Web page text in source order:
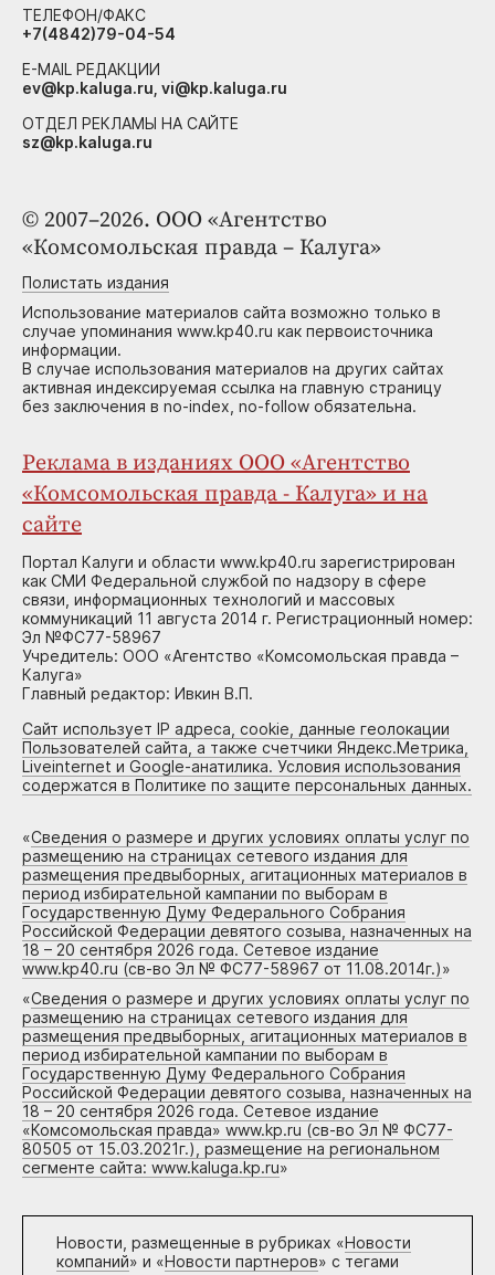
© 2007–2026. ООО «Агентство
«Комсомольская правда – Калуга»
Полистать издания
Использование материалов сайта возможно только в
случае упоминания www.kp40.ru как первоисточника
информации.
В случае использования материалов на других сайтах
активная индексируемая ссылка на главную страницу
без заключения в no-index, no-follow обязательна.
Реклама в изданиях ООО «Агентство
«Комсомольская правда - Калуга» и на
сайте
Портал Калуги и области www.kp40.ru зарегистрирован
как СМИ Федеральной службой по надзору в сфере
связи, информационных технологий и массовых
коммуникаций 11 августа 2014 г. Регистрационный номер:
Эл №ФС77-58967
Учредитель: ООО «Агентство «Комсомольская правда –
Калуга»
Главный редактор: Ивкин В.П.
Сайт использует IP адреса, cookie, данные геолокации
Пользователей сайта, а также счетчики Яндекс.Метрика,
Liveinternet и Google-анатилика. Условия использования
содержатся в Политике по защите персональных данных.
«Сведения о размере и других условиях оплаты услуг по
размещению на страницах сетевого издания для
размещения предвыборных, агитационных материалов в
период избирательной кампании по выборам в
Государственную Думу Федерального Собрания
Российской Федерации девятого созыва, назначенных на
18 – 20 сентября 2026 года. Сетевое издание
www.kp40.ru (св-во Эл № ФС77-58967 от 11.08.2014г.)»
«Сведения о размере и других условиях оплаты услуг по
размещению на страницах сетевого издания для
размещения предвыборных, агитационных материалов в
период избирательной кампании по выборам в
Государственную Думу Федерального Собрания
Российской Федерации девятого созыва, назначенных на
18 – 20 сентября 2026 года. Сетевое издание
«Комсомольская правда» www.kp.ru (св-во Эл № ФС77-
80505 от 15.03.2021г.), размещение на региональном
сегменте сайта: www.kaluga.kp.ru»
Новости, размещенные в рубриках «Новости
компаний» и «Новости партнеров» с тегами
ТЕЛЕФОН/ФАКС
+7(4842)79-04-54
E-MAIL РЕДАКЦИИ
ev@kp.kaluga.ru, vi@kp.kaluga.ru
ОТДЕЛ РЕКЛАМЫ НА САЙТЕ
sz@kp.kaluga.ru